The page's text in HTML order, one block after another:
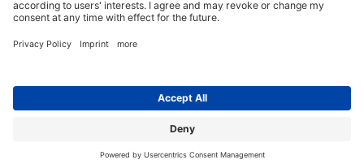
Verlag Verlag
Entwickelt durchJobiqo